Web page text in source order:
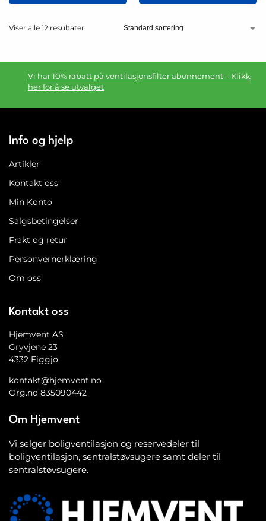
Viser alle 12 resultater
Vi har 10% rabatt på ventilasjonsfilter abonnement – Klikk
her for å se utvalget
Info og hjelp
Artikler
Kontakt oss
Min Konto
Salgsbetingelser
Frakt og retur
Personvernerklæring
Om oss
Kontakt oss
Hjemvent AS
Gryvjene 23
4332 Figgjo
kontakt@hjemvent.no
Org.no 835090442
Om Hjemvent
Vi selger boligventilasjon og reservedeler til
boligventilasjon, sentralstøvsugere samt deler til
sentralstøvsugere.